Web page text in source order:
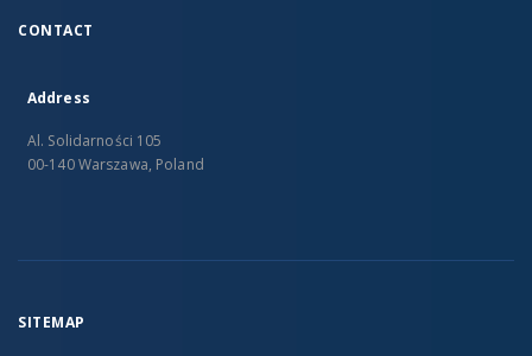
CONTACT
Address
Al. Solidarności 105
00-140 Warszawa, Poland
SITEMAP